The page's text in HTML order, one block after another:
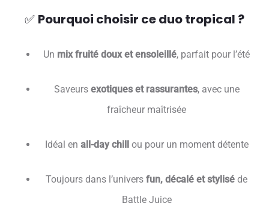
✅ Pourquoi choisir ce duo tropical ?
Un mix fruité doux et ensoleillé, parfait pour l’été
Saveurs exotiques et rassurantes, avec une
fraîcheur maîtrisée
Idéal en all-day chillou pour un moment détente
Toujours dans l’univers fun, décalé et stylisé de
Battle Juice